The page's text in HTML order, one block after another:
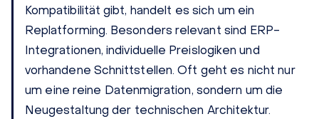
Kompatibilität gibt, handelt es sich um ein
Replatforming. Besonders relevant sind ERP-
Integrationen, individuelle Preislogiken und
vorhandene Schnittstellen. Oft geht es nicht nur
um eine reine Datenmigration, sondern um die
Neugestaltung der technischen Architektur.